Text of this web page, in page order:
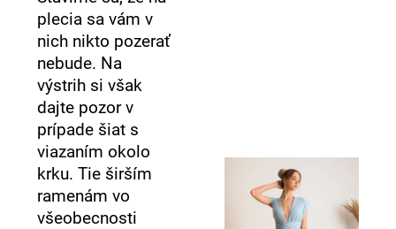
plecia sa vám v
nich nikto pozerať
nebude. Na
výstrih si však
dajte pozor v
prípade šiat s
viazaním okolo
krku. Tie širším
ramenám vo
všeobecnosti